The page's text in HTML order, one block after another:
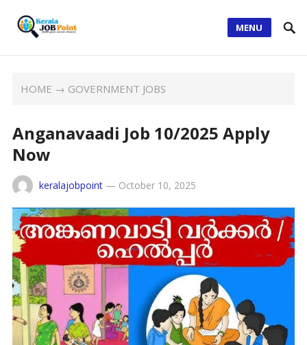
MENU
HOME → GOVERNMENT JOBS
Anganavaadi Job 10/2025 Apply
Now
keralajobpoint— October 10, 2025